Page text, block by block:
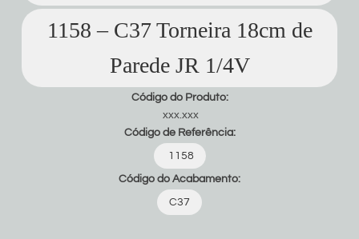
1158 – C37 Torneira 18cm de
Parede JR 1/4V
Código do Produto:
xxx.xxx
Código de Referência:
1158
Código do Acabamento:
C37